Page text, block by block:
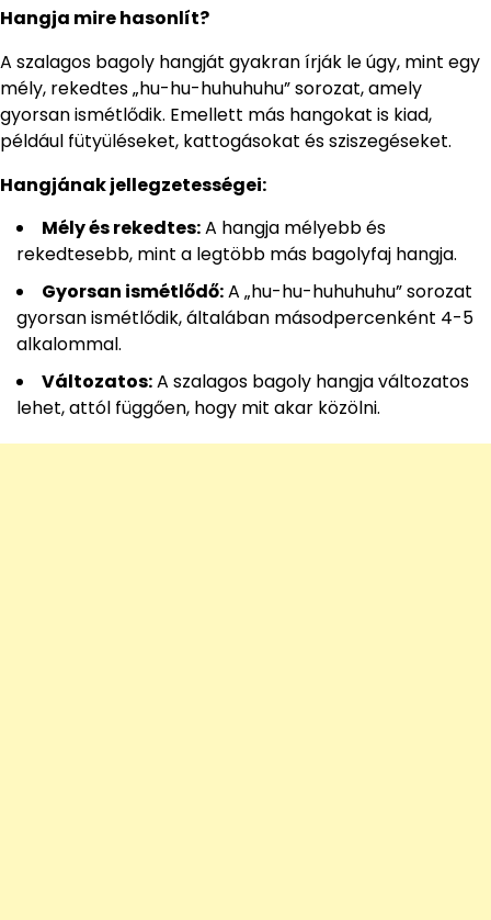
Hangja mire hasonlít?
A szalagos bagoly hangját gyakran írják le úgy, mint egy
mély, rekedtes „hu-hu-huhuhuhu” sorozat, amely
gyorsan ismétlődik. Emellett más hangokat is kiad,
például fütyüléseket, kattogásokat és sziszegéseket.
Hangjának jellegzetességei:
Mély és rekedtes:A hangja mélyebb és
rekedtesebb, mint a legtöbb más bagolyfaj hangja.
Gyorsan ismétlődő:A „hu-hu-huhuhuhu” sorozat
gyorsan ismétlődik, általában másodpercenként 4-5
alkalommal.
Változatos:A szalagos bagoly hangja változatos
lehet, attól függően, hogy mit akar közölni.